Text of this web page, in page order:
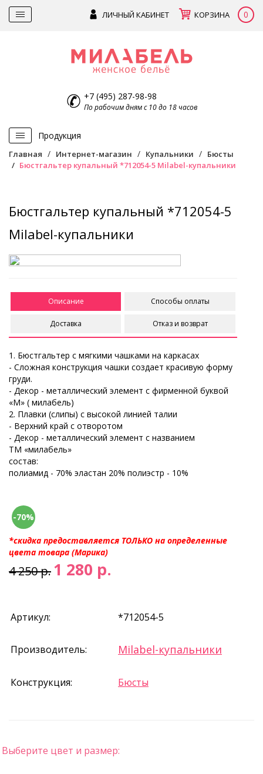
ЛИЧНЫЙ КАБИНЕТ КОРЗИНА 0
+7 (495) 287-98-98
По рабочим дням с 10 до 18 часов
Продукция
Главная Интернет-магазин Купальники
Бюсты
Бюстгальтер купальный *712054-5 Milabel-купальники
Бюстгальтер купальный *712054-5
Milabel-купальники
Описание Способы оплаты
Доставка Отказ и возврат
1. Бюстгальтер с мягкими чашками на каркасах
- Сложная конструкция чашки создает красивую форму
груди.
- Декор - металлический элемент с фирменной буквой
«М» ( милабель)
2. Плавки (слипы) с высокой линией талии
- Верхний край с отворотом
- Декор - металлический элемент с названием
ТМ «милабель»
состав:
полиамид - 70% эластан 20% полиэстр - 10%
-70%
*скидка предоставляется ТОЛЬКО на определенные
цвета товара (Марика)
4 250 р.1 280 р.
Артикул: *712054-5
Производитель: Milabel-купальники
Конструкция: Бюсты
Выберите цвет и размер: